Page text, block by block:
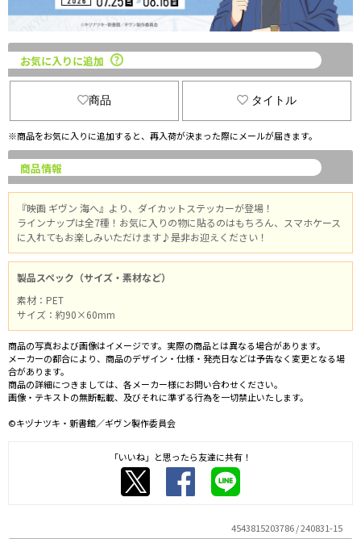
お気に入りに追加
商品 タイトル
※商品をお気に入りに追加すると、再入荷が決まった際にメールが届きます。
商品情報
『映画 ギヴン 海へ』より、ダイカットステッカーが登場！
ラインナップは全7種！お気に入りの物に貼るのはもちろん、スマホケース
に入れてもお楽しみいただけます♪是非お迎えください！
製品スペック（サイズ・素材など）
素材：PET
サイズ：約90×60mm
商品の写真および画像はイメージです。実際の商品とは異なる場合があります。
メーカーの都合により、商品のデザイン・仕様・発売日などは予告なく変更となる場
合があります。
商品の詳細につきましては、各メーカー様にお問い合わせください。
画像・テキストの無断転載、及びそれに準ずる行為を一切禁止いたします。
©キヅナツキ・新書館／ギヴン製作委員会
「いいね」と思ったら友達に共有！
4543815203786 / 240831-15